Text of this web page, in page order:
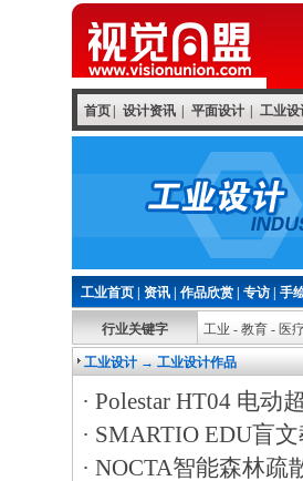
首页 设计资讯 平面设计 工业设
工业首页 资讯 作品欣赏 专访 手
行业关键字 工业 - 教育 - 医疗
工业设计→ 工业设计作品
· Polestar HT04 电动
· SMARTIO EDU盲
· NOCTA智能森林疏